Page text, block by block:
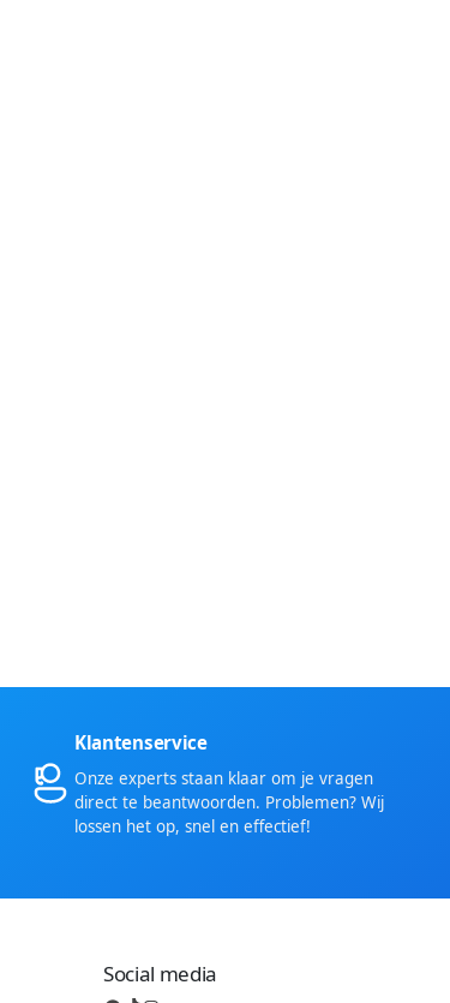
Klantenservice
Onze experts staan klaar om je vragen
direct te beantwoorden. Problemen? Wij
lossen het op, snel en effectief!
Social media